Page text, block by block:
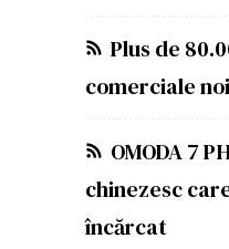
Plus de
comerciale
OMODA 7
chinezesc
încărcat